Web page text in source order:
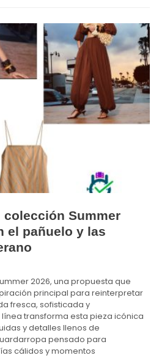
colección Summer
el pañuelo y las
2026, una propuesta que
principal para reinterpretar
fresca, sofisticada y
transforma esta pieza icónica
y detalles llenos de
pensado para
cálidos y momentos